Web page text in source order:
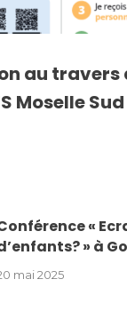
au travers
Moselle Sud
«
» à
mai 2025